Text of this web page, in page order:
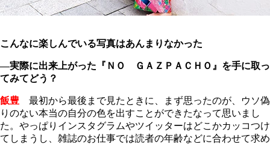
こんなに楽しんでいる写真はあんまりなかった
―実際に出来上がった『ＮＯ ＧＡＺＰＡＣＨＯ』を手に取っ
てみてどう？
飯豊 最初から最後まで見たときに、まず思ったのが、ウソ偽
りのない本当の自分の色を出すことができたなって思いまし
た。やっぱりインスタグラムやツイッターはどこかカッコつけ
てしまうし、雑誌のお仕事では読者の年齢などに合わせて求め